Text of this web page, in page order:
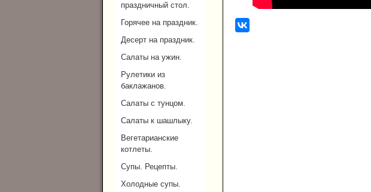
праздничный стол.
Горячее на праздник.
Десерт на праздник.
Салаты на ужин.
Рулетики из
баклажанов.
Салаты с тунцом.
Салаты к шашлыку.
Вегетарианские
котлеты.
Супы. Рецепты.
Холодные супы.